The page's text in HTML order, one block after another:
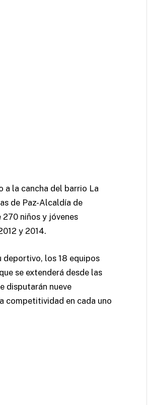
la cancha del barrio La
de Paz-Alcaldía de
niños y jóvenes
y 2014.
los 18 equipos
se extenderá desde las
disputarán nueve
competitividad en cada uno